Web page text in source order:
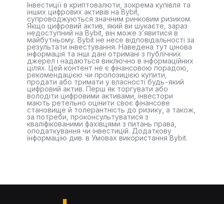
Інвестиції в криптовалюти, зокрема купівля та
інших цифрових активів на Bybit,
супроводжуються значним ринковим ризиком.
Якщо цифровий актив, який ви шукаєте, зараз
недоступний на Bybit, він може з’явитися в
майбутньому. Bybit не несе відповідальності за
результати інвестування. Наведена тут цінова
інформація та інші дані отримані з публічних
джерел і надаються виключно в інформаційних
цілях. Цей контент не є фінансовою порадою,
рекомендацією чи пропозицією купити,
продати або тримати у власності будь-який
цифровий актив. Перш як торгувати або
володіти цифровими активами, інвестори
мають ретельно оцінити своє фінансове
становище й толерантність до ризику, а також,
за потреби, проконсультуватися з
кваліфікованими фахівцями з питань права,
оподаткування чи інвестицій. Додаткову
інформацію див. в Умовах використання Bybit.